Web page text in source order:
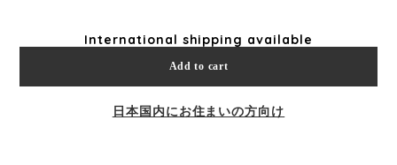
International shipping available
Add to cart
日本国内にお住まいの方向け